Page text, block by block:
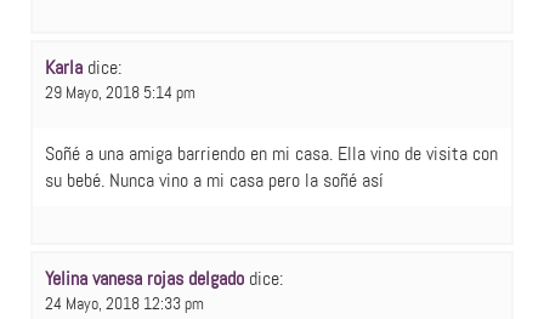
Karla dice:
29 Mayo, 2018 5:14 pm
Soñé a una amiga barriendo en mi casa. Ella vino de visita con
su bebé. Nunca vino a mi casa pero la soñé así
Yelina vanesa rojas delgado dice:
24 Mayo, 2018 12:33 pm